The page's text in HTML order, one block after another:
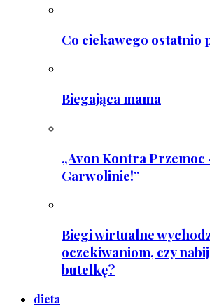
Co ciekawego ostatnio
Biegająca mama
„Avon Kontra Przemoc
Garwolinie!”
Biegi wirtualne
oczekiwaniom, czy
butelkę?
dieta